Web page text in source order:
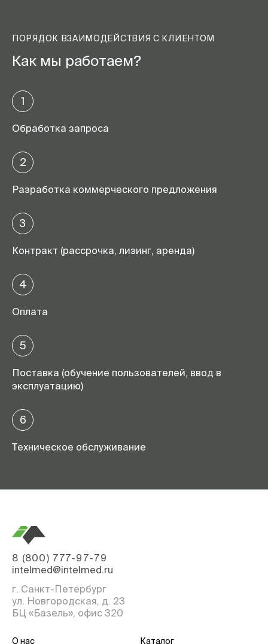
ПОРЯДОК ВЗАИМОДЕЙСТВИЯ С КЛИЕНТОМ
Как мы работаем?
1
Обработка запроса
2
Разработка коммерческого предложения
3
Контракт (рассрочка, лизинг, аренда)
4
Оплата
5
Поставка (обучение пользователей, ввод в
эксплуатацию)
6
Техническое обслуживание
8 (800) 777-97-79
intelmed@intelmed.ru
г. Санкт-Петербург
ул. Новгородская, д. 23
БЦ «Базель», офис 320
О нас
Каталог